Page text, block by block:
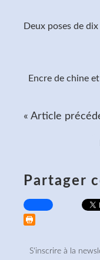
Deux poses de
Encre de chine
« Article
Partager
S'inscrire à la